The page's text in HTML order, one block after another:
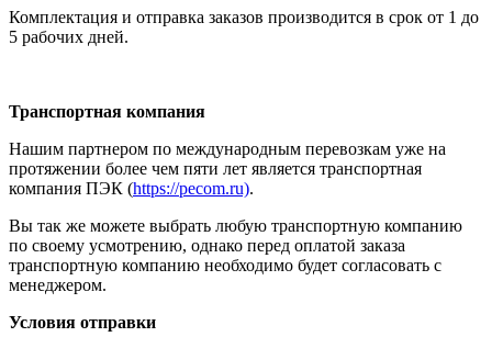
Комплектация и отправка заказов производится в срок от 1 до
5 рабочих дней.
Транспортная компания
Нашим партнером по международным перевозкам уже на
протяжении более чем пяти лет является транспортная
компания ПЭК (https://pecom.ru).
Вы так же можете выбрать любую транспортную компанию
по своему усмотрению, однако перед оплатой заказа
транспортную компанию необходимо будет согласовать с
менеджером.
Условия отправки